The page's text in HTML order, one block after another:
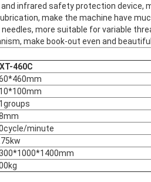
infrared safety protection device,
make the machine have
more suitable for variable
make book-out even and
460C
minute